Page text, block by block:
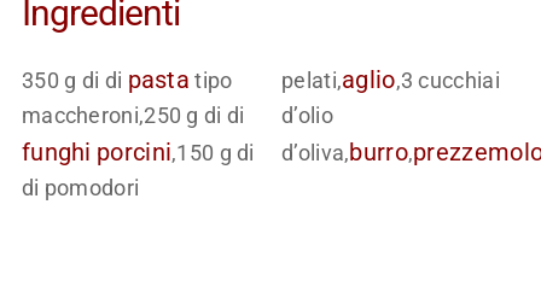
Ingredienti
350 g di di pasta tipo
maccheroni,250 g di di
funghi porcini,150 g di
di pomodori
pelati,aglio,3 cucchiai
d’olio
d’oliva,burro,